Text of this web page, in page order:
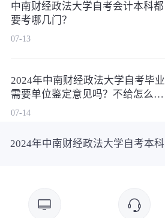
中南财经政法大学自考会计本科都
要考哪几门？
07-13
2024年中南财经政法大学自考毕业
需要单位鉴定意见吗？不给怎么
办？
07-14